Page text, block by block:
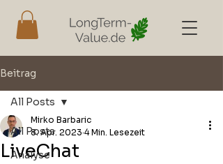
Beitrag
All Posts
Analyse
All Posts
LiveChat
Mirko Barbaric
8. Apr. 2023 4 Min. Lesezeit